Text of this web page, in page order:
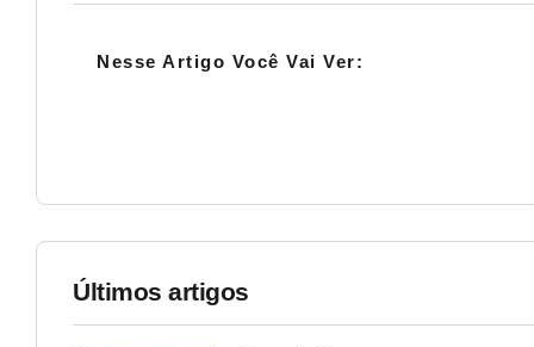
Nesse Artigo Você Vai Ver:
Últimos artigos